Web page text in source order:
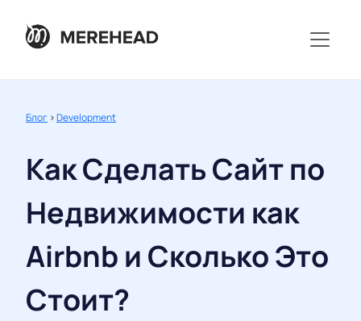
Блог >Development
Как Сделать Сайт по
Недвижимости как
Airbnb и Сколько Это
Стоит?